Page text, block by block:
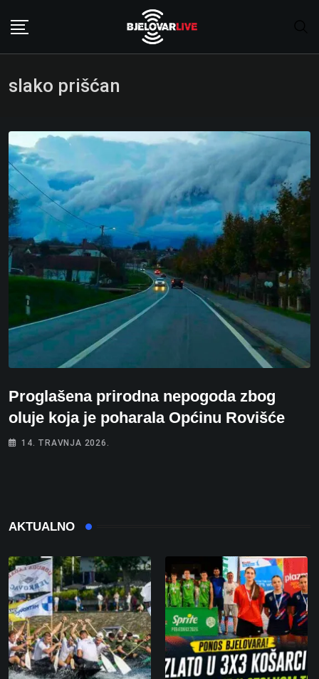
slako prišćan
Proglašena prirodna nepogoda zbog
oluje koja je poharala Općinu Rovišće
14. TRAVNJA 2026.
AKTUALNO